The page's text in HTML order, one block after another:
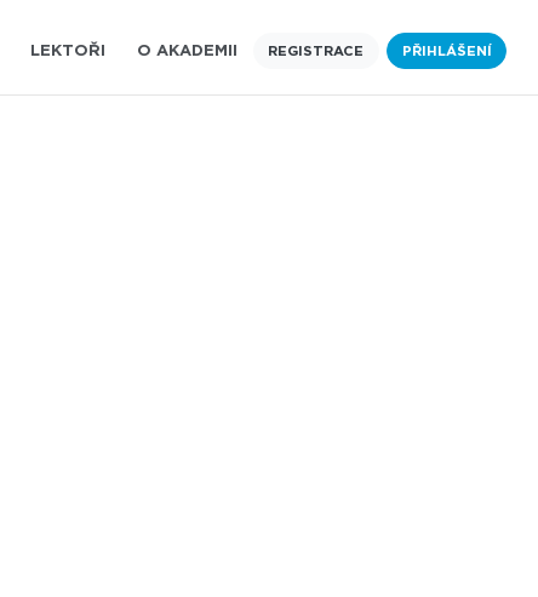
LEKTOŘI O AKADEMII REGISTRACE PŘIHLÁŠENÍ